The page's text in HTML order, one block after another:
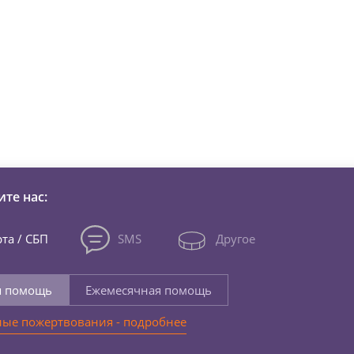
нас:
/ СБП SMS Другое
помощь
Ежемесячная помощь
пожертвования - подробнее